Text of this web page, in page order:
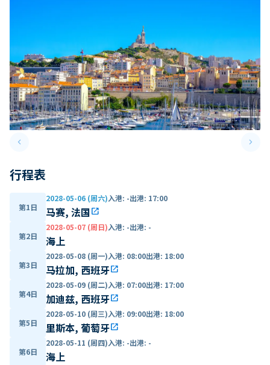
keyboard_arrow_leftPrevious slide keyboard_arrow_right
行程表
第1日
2028-05-06 (周六)入港: -出港: 17:00
马赛, 法国open_in_new
第2日
2028-05-07 (周日)入港: -出港: -
海上
第3日
2028-05-08 (周一)入港: 08:00出港: 18:00
马拉加, 西班牙open_in_new
第4日
2028-05-09 (周二)入港: 07:00出港: 17:00
加迪兹, 西班牙open_in_new
第5日
2028-05-10 (周三)入港: 09:00出港: 18:00
里斯本, 葡萄牙open_in_new
第6日
2028-05-11 (周四)入港: -出港: -
海上